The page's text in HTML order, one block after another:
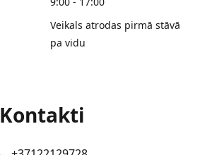
Veikals atrodas pirmā stāvā
pa vidu
Kontakti